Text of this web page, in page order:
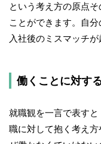
という考え方の原点
ことができます。自
入社後のミスマッチ
働くことに対す
就職観を一言で表す
職に対して抱く考え